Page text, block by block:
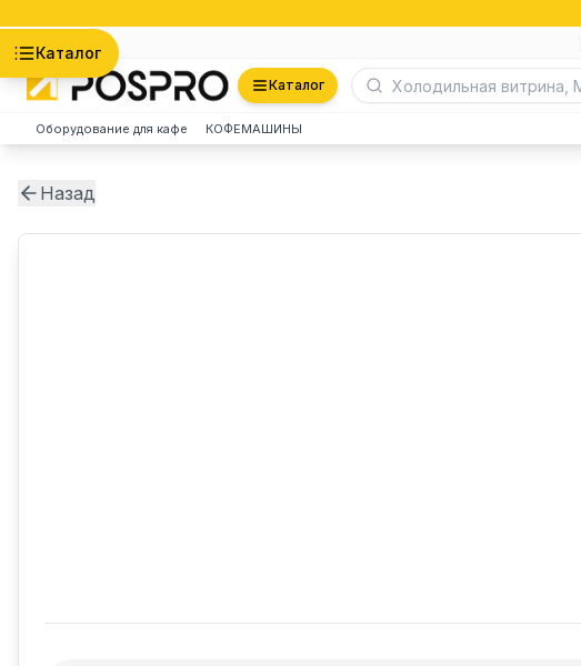
Каталог
Каталог
Оборудование для кафе КОФЕМАШИНЫ
Назад